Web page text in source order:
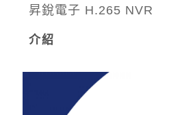
昇銳電子 H.265 NVR
介紹